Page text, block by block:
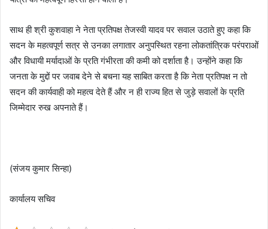
साथ ही श्री कुशवाहा ने नेता प्रतिपक्ष तेजस्वी यादव पर सवाल उठाते हुए कहा कि
सदन के महत्वपूर्ण सत्र से उनका लगातार अनुपस्थित रहना लोकतांत्रिक परंपराओं
और विधायी मर्यादाओं के प्रति गंभीरता की कमी को दर्शाता है। उन्होंने कहा कि
जनता के मुद्दों पर जवाब देने से बचना यह साबित करता है कि नेता प्रतिपक्ष न तो
सदन की कार्यवाही को महत्व देते हैं और न ही राज्य हित से जुड़े सवालों के प्रति
जिम्मेदार रुख अपनाते हैं।
(संजय कुमार सिन्हा)
कार्यालय सचिव